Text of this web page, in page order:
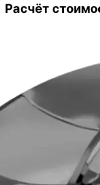
оказались очень
Расчёт